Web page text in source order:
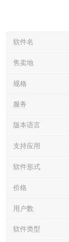
软件名
售卖地
规格
服务
版本语言
支持应用
软件形式
价格
用户数
软件类型